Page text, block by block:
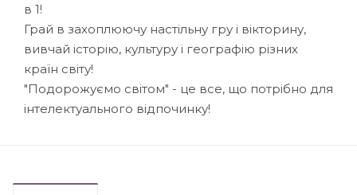
в 1!
Грай в захоплюючу настільну гру і вікторину,
вивчай історію, культуру і географію різних
країн світу!
"Подорожуємо світом" - це все, що потрібно для
інтелектуального відпочинку!